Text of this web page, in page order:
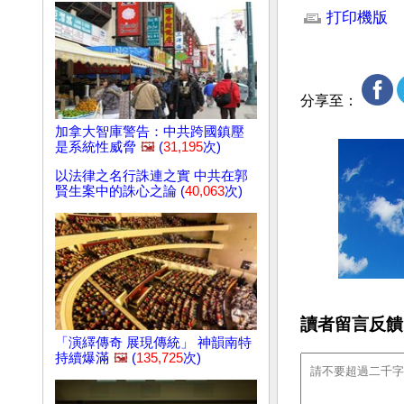
加拿大智庫警告：中共跨國鎮壓
是系統性威脅 🖼️ (31,195次)
以法律之名行誅連之實 中共在郭
賢生案中的誅心之論 (40,063次)
「演繹傳奇 展現傳統」 神韻南特
持續爆滿 🖼️ (135,725次)
打印機版
分享至：
讀者留言反